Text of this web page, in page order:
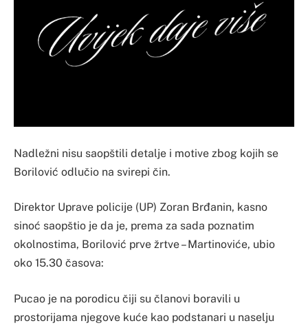
Nadležni nisu saopštili detalje i motive zbog kojih se
Borilović odlučio na svirepi čin.
Direktor Uprave policije (UP) Zoran Brđanin, kasno
sinoć saopštio je da je, prema za sada poznatim
okolnostima, Borilović prve žrtve – Martinoviće, ubio
oko 15.30 časova:
Pucao je na porodicu čiji su članovi boravili u
prostorijama njegove kuće kao podstanari u naselju